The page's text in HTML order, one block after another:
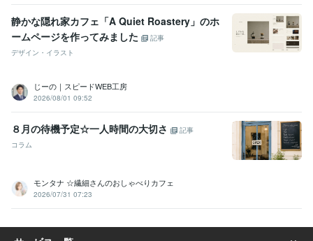
学歴
短期大学 1990年3月 ~ 1992年2月
公立高等学校 1986年3月 ~ 1990年2月
英語 日常会話レベル
静かな隠れ家カフェ「A Quiet Roastery」のホ
ームページを作ってみました
記事
デザイン・イラスト
じーの｜スピードWEB工房
2026/08/01 09:52
８月の待機予定☆一人時間の大切さ
記事
コラム
モンタナ ☆繊細さんのおしゃべりカフェ
2026/07/31 07:23